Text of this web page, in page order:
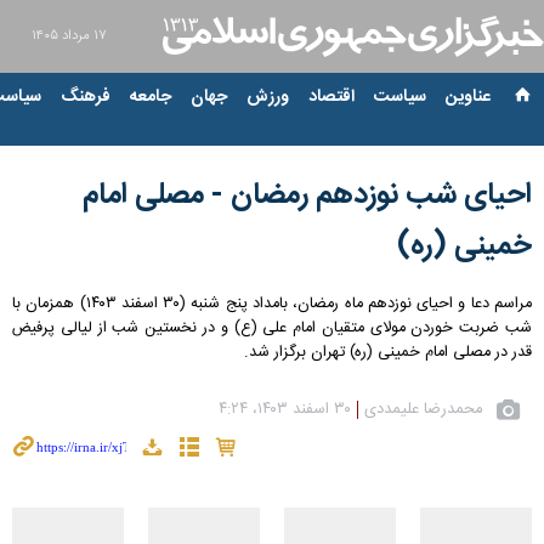
۱۷ مرداد ۱۴۰۵
عناوین‌ سیاست اقتصاد ورزش جهان جامعه فرهنگ
احیای شب نوزدهم رمضان - مصلی امام
خمینی (ره)
مراسم دعا و احیای نوزدهم ماه رمضان، بامداد پنج شنبه (۳۰ اسفند ۱۴۰۳) همزمان با
شب ضربت خوردن مولای متقیان امام علی (ع) و در نخستین شب از لیالی پرفیض
قدر در مصلی امام خمینی (ره) تهران برگزار شد.
محمدرضا علیمددی ۳۰ اسفند ۱۴۰۳، ۴:۲۴